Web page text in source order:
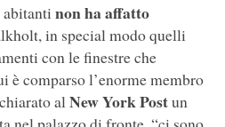
abitanti non ha affatto
in special modo quelli
con le finestre che
è comparso l’enorme membro
alNew York Postun